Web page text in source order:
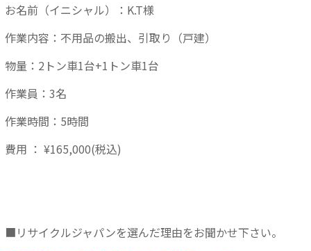
お名前（イニシャル）：K.T様
作業内容：不用品の搬出、引取り（戸建）
物量：2トン車1台+1トン車1台
作業員：3名
作業時間：5時間
費用 ： ¥165,000(税込)
■リサイクルジャパンを選んだ理由をお聞かせ下さい。